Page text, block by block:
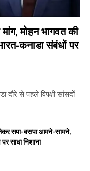
मोहन भागवत की
कनाडा संबंधों पर
से पहले विपक्षी सांसदों
लेकर सपा-बसपा आमने-सामने,
साधा निशाना